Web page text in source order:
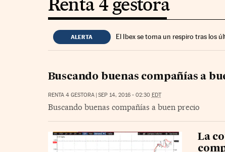
ALERTA El Ibex se toma un respiro tras los
Buscando buenas compañías a
RENTA 4 GESTORA | SEP 14, 2016 - 02:30 EDT
Buscando buenas compañías a buen precio
La